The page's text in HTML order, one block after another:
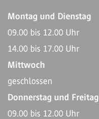
Montag und Dienstag
09.00 bis 12.00 Uhr
14.00 bis 17.00 Uhr
Mittwoch
geschlossen
Donnerstag und Freitag
09.00 bis 12.00 Uhr